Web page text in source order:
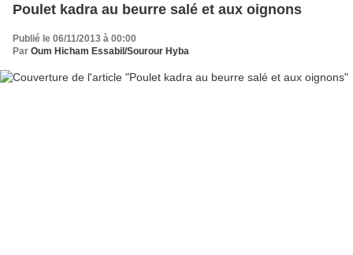
Poulet kadra au beurre salé et aux oignons
Publié le 06/11/2013 à 00:00
Par Oum Hicham Essabil/Sourour Hyba